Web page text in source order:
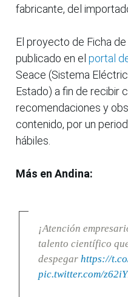
fabricante, del
El proyecto de Ficha
publicado en el portal
Seace (Sistema
Estado) a fin de recibir
recomendaciones y
contenido, por un
hábiles.
Más en Andina:
¡Atención
talento científico
despegar https://
pic.twitter.com/